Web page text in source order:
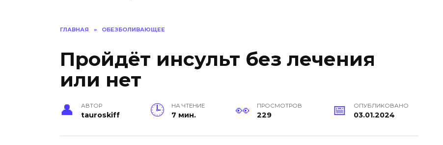
ГЛАВНАЯ » ОБЕЗБОЛИВАЮЩЕЕ
Пройдёт инсульт без лечения
или нет
АВТОР
tauroskiff
НА ЧТЕНИЕ
7 мин.
ПРОСМОТРОВ
229
ОПУБЛИКОВАНО
03.01.2024